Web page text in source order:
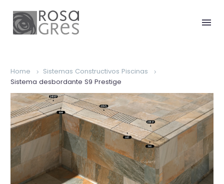
Home
Sistemas Constructivos Piscinas
Sistema desbordante S9 Prestige